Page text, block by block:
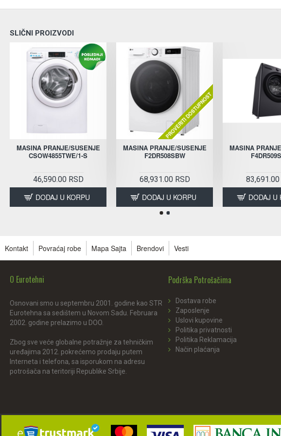
SLIČNI PROIZVODI
MASINA PRANJE/SUSENJE
CSOW4855TWE/1-S
46,590.00 RSD
DODAJ U KORPU
PROVERITI DOSTUPNOST
MASINA PRANJE/SUSENJE
F2DR508SBW
68,931.00 RSD
DODAJ U KORPU
MASINA
83,691.00
DODAJ U
Kontakt Povraćaj robe Mapa Sajta Brendovi Vesti
O Eurotehni
Osnovani smo u septembru 2001. godine kao STR
Eurotehna sa sedištem u Novom Sadu. Februara
2002. godine prelazimo u DOO.
Zbog sve veće globalne potražnje za tehničkim
uređajima 2012. pokrećemo prodaju putem
Interneta i telefona, sa isporukom na adresu
potrošača na teritoriji Republike Srbije.
Podrška Potrošačima
Dostava robe
Zaposlenje
Uslovi kupovine
Politika privatnosti
Politika Reklamacija
Način plaćanja